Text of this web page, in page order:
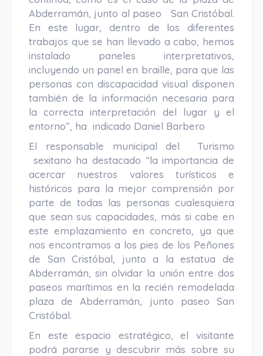
Abderramán, junto al paseo San Cristóbal.
En este lugar, dentro de los diferentes
trabajos que se han llevado a cabo, hemos
instalado paneles interpretativos,
incluyendo un panel en braille, para que las
personas con discapacidad visual disponen
también de la información necesaria para
la correcta interpretación del lugar y el
entorno”, ha indicado Daniel Barbero
El responsable municipal del Turismo
sexitano ha destacado “la importancia de
acercar nuestros valores turísticos e
históricos para la mejor comprensión por
parte de todas las personas cualesquiera
que sean sus capacidades, más si cabe en
este emplazamiento en concreto, ya que
nos encontramos a los pies de los Peñones
de San Cristóbal, junto a la estatua de
Abderramán, sin olvidar la unión entre dos
paseos marítimos en la recién remodelada
plaza de Abderramán, junto paseo San
Cristóbal.
En este espacio estratégico, el visitante
podrá pararse y descubrir más sobre su